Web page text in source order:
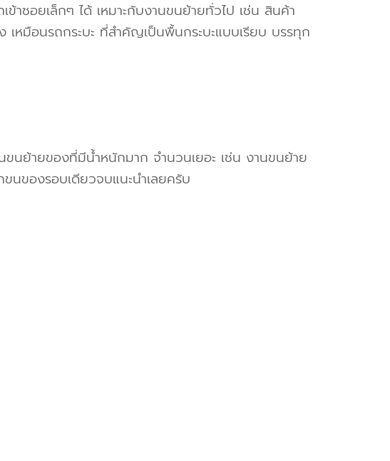
าซอยเล็กๆ ได้ เหมาะกับงานขนย้ายทั่วไป เช่น สินค้า
หมือนรถกระบะ ที่สำคัญเป็นพื้นกระบะแบบเรียบ บรรทุก
นย้ายของที่มีน้ำหนักมาก จำนวนเยอะ เช่น งานขนย้าย
ของรอบเดียวจบแนะนำเลยครับ